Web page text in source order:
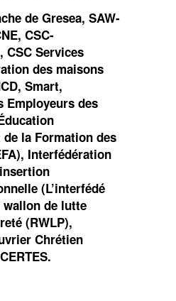
de Gresea, SAW-
CSC-
CSC Services
des maisons
Smart,
Employeurs des
de la Formation des
Interfédération
(L’interfédé
wallon de lutte
(RWLP),
Chrétien